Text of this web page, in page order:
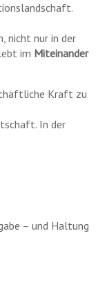
nicht nur in der
im Miteinander
Kraft zu
In der
– und Haltung